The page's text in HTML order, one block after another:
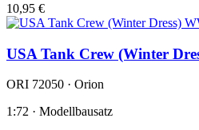
10,95 €
USA Tank Crew (Winter
ORI 72050 · Orion
1:72 · Modellbausatz